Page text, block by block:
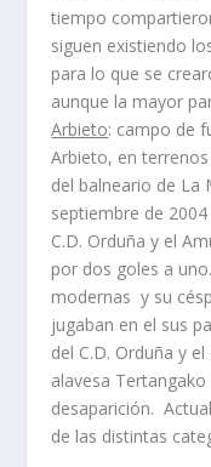
tiempo
siguen existiendo
para lo que se
aunque la mayor
Arbieto: campo de
Arbieto, en
del balneario de La
septiembre de
C.D. Orduña y el
por dos goles a
modernas y su
jugaban en el sus
del C.D. Orduña y
alavesa
desaparición.
de las distintas